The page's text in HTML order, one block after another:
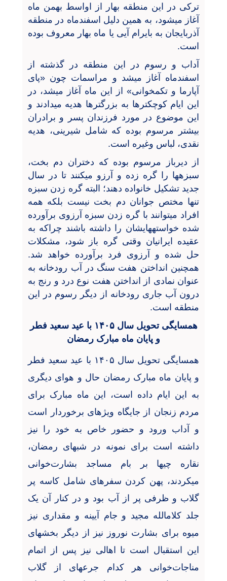
ترکی در این منطقه بهار از اواسط بهمن ماه
آغاز میشود، به همین دلیل اسفندماه در منطقه
آذربایجان به بایرام آیی یا ماه بهار معروف بوده
است.
آداب و رسوم در این منطقه در گذشته از
اسفندماه آغاز میشد و مراسمات چون «پای
آپارما و تکمخوانی» از این ماه آغاز میشد، در
این ایام کوچکترها به بزرگترها هدیه میدادند و
این موضوع در مورد فرزندان پسر و برادران
بیشتر مرسوم بوده که شامل شیرینی، هدیه
نقدی، لباس وغیره است.
از دیرباز مرسوم بوده که دختران دم بخت،
سبزهها را گره زده و آرزو میکنند تا در سال
جدید تشکیل خانواده دهند؛ البته گره زدن سبزه
تنها مختص جوانان دم بخت نیست بلکه همه
افراد میتوانند با گره زدن سبزه آرزوی برآورده
شده خواستههایشان را داشته باشند چراکه به
عقیده ایرانیان وقتی گره باز شود، مشکلات
حل شده و آرزوی فرد برآورده خواهد شد.
همچنین انداختن هفت سنگ در آب رودخانه به
عنوان نمادی از انداختن هفت نوع درد و رنج به
درون آب جاری رودخانه از دیگر رسوم در این
منطقه است.
همسایگی تحویل سال ۱۴۰۵ با عید سعید فطر
و پایان ماه مبارک رمضان
همسایگی تحویل سال ۱۴۰۵ با عید سعید فطر
و پایان ماه مبارک رمضان حال و هوای دیگری
به این ایام داده است، این ماه مبارک برای
مردم زنجان از جایگاه ویژهای برخوردار است
و آداب ورود و حضور خاص به خود را نیز
داشته است برای نمونه در شبهای رمضان،
نقاره چیها بر بام مساجد بشارتخوانی
میکردند، پهن کردن سفرهای شامل کاسه پر
گلاب و ظرفی پر از آب بود و در کنار آن یک
جلد کلامالله مجید و جام آیینه و مقداری نیز
میوه برای بشارت نوروز نیز از دیگر بخشهای
این استقبال است تا اهالی نیز پس از اتمام
مناجاتخوانی هر کدام جرعهای از گلاب